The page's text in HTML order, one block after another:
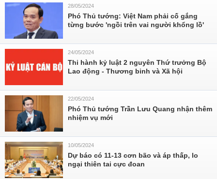
28/05/2024
Phó Thủ tướng: Việt Nam phải cố gắng
từng bước 'ngồi trên vai người khổng lồ'
24/05/2024
Thi hành kỷ luật 2 nguyên Thứ trưởng Bộ
Lao động - Thương binh và Xã hội
22/05/2024
Phó Thủ tướng Trần Lưu Quang nhận thêm
nhiệm vụ mới
10/05/2024
Dự báo có 11-13 cơn bão và áp thấp, lo
ngại thiên tai cực đoan